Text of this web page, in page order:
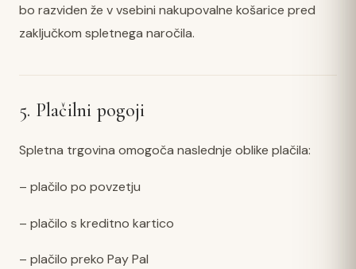
bo razviden že v vsebini nakupovalne košarice pred
zaključkom spletnega naročila.
5. Plačilni pogoji
Spletna trgovina omogoča naslednje oblike plačila:
– plačilo po povzetju
– plačilo s kreditno kartico
– plačilo preko Pay Pal